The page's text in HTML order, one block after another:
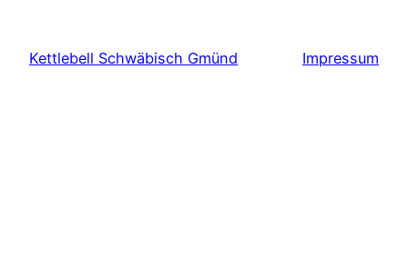
Kettlebell Schwäbisch Gmünd Impressum